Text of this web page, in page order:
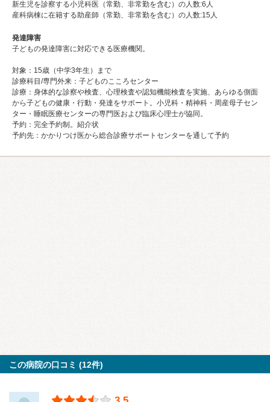
新生児を診察する小児科医（常勤、非常勤を含む）の人数:6⼈
産科病棟に在籍する助産師（常勤、非常勤を含む）の人数:15⼈
発達障害
子どもの発達障害に対応できる医療機関。
対象：15歳（中学3年生）まで
診療科目/専門外来：子どものこころセンター
診療：身体的な診察や検査、心理検査や認知機能検査を実施、あらゆる側面
から子どもの健康・行動・発達をサポート。小児科・精神科・周産母子セン
ター・睡眠医療センターの専門医および臨床心理士が協同。
予約：完全予約制。紹介状
予約先：かかりつけ医から総合診療サポートセンターを通して予約
この病院の口コミ (12件)